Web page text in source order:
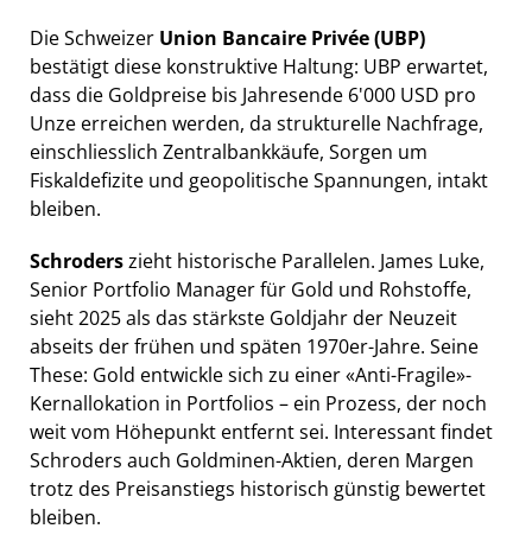
Die Schweizer Union Bancaire Privée (UBP)
bestätigt diese konstruktive Haltung: UBP erwartet,
dass die Goldpreise bis Jahresende 6'000 USD pro
Unze erreichen werden, da strukturelle Nachfrage,
einschliesslich Zentralbankkäufe, Sorgen um
Fiskaldefizite und geopolitische Spannungen, intakt
bleiben.
Schroderszieht historische Parallelen. James Luke,
Senior Portfolio Manager für Gold und Rohstoffe,
sieht 2025 als das stärkste Goldjahr der Neuzeit
abseits der frühen und späten 1970er-Jahre. Seine
These: Gold entwickle sich zu einer «Anti-Fragile»-
Kernallokation in Portfolios – ein Prozess, der noch
weit vom Höhepunkt entfernt sei. Interessant findet
Schroders auch Goldminen-Aktien, deren Margen
trotz des Preisanstiegs historisch günstig bewertet
bleiben.